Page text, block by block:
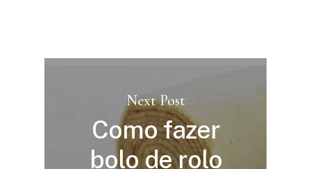
Next Post
Como fazer
bolo de rolo